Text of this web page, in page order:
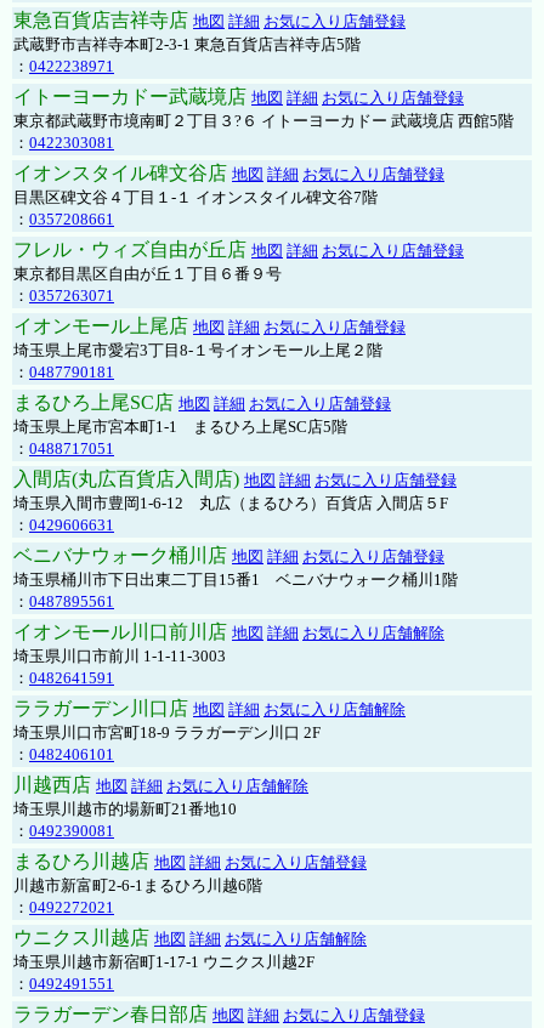
東急百貨店吉祥寺店 地図 詳細 お気に入り店舗登録
武蔵野市吉祥寺本町2-3-1 東急百貨店吉祥寺店5階
： 0422238971
イトーヨーカドー武蔵境店 地図 詳細 お気に入り店舗登録
東京都武蔵野市境南町２丁目３?６ イトーヨーカドー 武蔵境店 西館5階
： 0422303081
イオンスタイル碑文谷店 地図 詳細 お気に入り店舗登録
目黒区碑文谷４丁目１-１ イオンスタイル碑文谷7階
： 0357208661
フレル・ウィズ自由が丘店 地図 詳細 お気に入り店舗登録
東京都目黒区自由が丘１丁目６番９号
： 0357263071
イオンモール上尾店 地図 詳細 お気に入り店舗登録
埼玉県上尾市愛宕3丁目8-１号イオンモール上尾２階
： 0487790181
まるひろ上尾SC店 地図 詳細 お気に入り店舗登録
埼玉県上尾市宮本町1-1 まるひろ上尾SC店5階
： 0488717051
入間店(丸広百貨店入間店) 地図 詳細 お気に入り店舗登録
埼玉県入間市豊岡1-6-12 丸広（まるひろ）百貨店 入間店５F
： 0429606631
ベニバナウォーク桶川店 地図 詳細 お気に入り店舗登録
埼玉県桶川市下日出東二丁目15番1 ベニバナウォーク桶川1階
： 0487895561
イオンモール川口前川店 地図 詳細 お気に入り店舗解除
埼玉県川口市前川 1-1-11-3003
： 0482641591
ララガーデン川口店 地図 詳細 お気に入り店舗解除
埼玉県川口市宮町18-9 ララガーデン川口 2F
： 0482406101
川越西店 地図 詳細 お気に入り店舗解除
埼玉県川越市的場新町21番地10
： 0492390081
まるひろ川越店 地図 詳細 お気に入り店舗登録
川越市新富町2-6-1まるひろ川越6階
： 0492272021
ウニクス川越店 地図 詳細 お気に入り店舗解除
埼玉県川越市新宿町1-17-1 ウニクス川越2F
： 0492491551
ララガーデン春日部店 地図 詳細 お気に入り店舗登録